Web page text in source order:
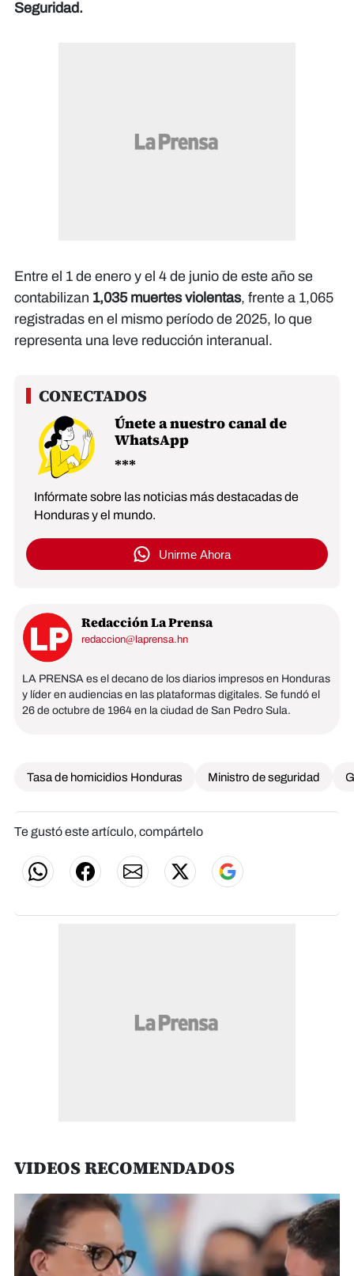
Seguridad.
Entre el 1 de enero y el 4 de junio de este año se
contabilizan 1,035 muertes violentas, frente a 1,065
registradas en el mismo período de 2025, lo que
representa una leve reducción interanual.
Únete a nuestro canal de
WhatsApp
Infórmate sobre las noticias más destacadas de
Honduras y el mundo.
Unirme Ahora
Redacción La Prensa
redaccion@laprensa.hn
LA PRENSA es el decano de los diarios impresos en Honduras
y líder en audiencias en las plataformas digitales. Se fundó el
26 de octubre de 1964 en la ciudad de San Pedro Sula.
Tasa de homicidios Honduras Ministro de seguridad
Te gustó este artículo, compártelo
VIDEOS RECOMENDADOS